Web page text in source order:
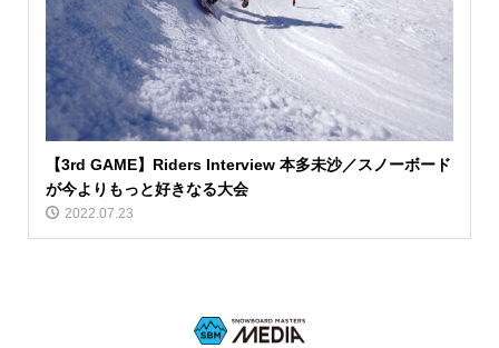
【3rd GAME】Riders Interview 本多未沙／スノーボード
が今よりもっと好きなる大会
2022.07.23